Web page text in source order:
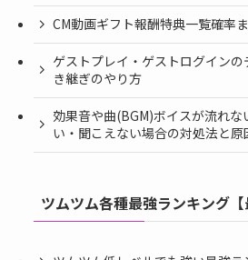
CM動画ギフト報酬特典一覧確率
ゲストプレイ・ゲストログインの
き継ぎのやり方
効果音や曲(BGM)ボイスが流れな
い・聞こえない場合の対処法と原
ツムツム各種最強ランキング【